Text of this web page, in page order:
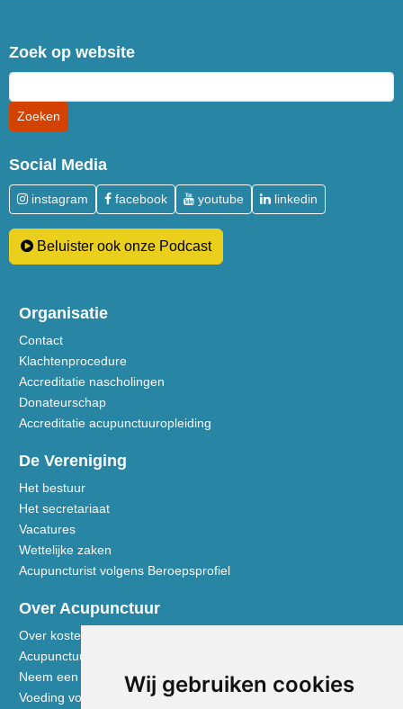
Wij gebruiken cookies
Zoek op website
Social Media
instagram facebook youtube linkedin
Beluister ook onze Podcast
Organisatie
Contact
Klachtenprocedure
Accreditatie nascholingen
Donateurschap
Accreditatie acupunctuuropleiding
De Vereniging
Het bestuur
Het secretariaat
Vacatures
Wettelijke zaken
Acupuncturist volgens Beroepsprofiel
Over Acupunctuur
Over kosten en vergoedingen
Acupunctuur toegelicht
Neem een kijkje in de praktijk
Voeding volgens de Vijf Elementen